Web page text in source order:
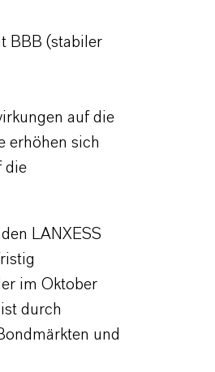
BBB (stabiler
auf die
erhöhen sich
die
LANXESS
im Oktober
durch
und